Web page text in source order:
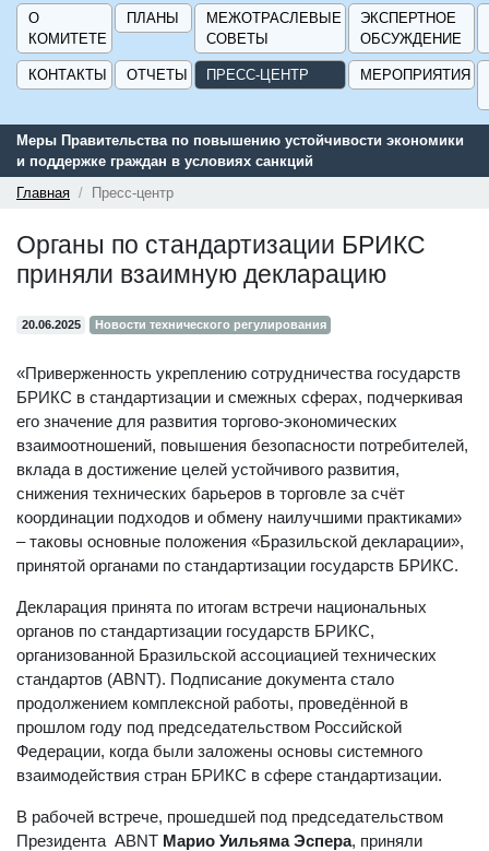
О
КОМИТЕТЕ
ПЛАНЫ
МЕЖОТРАСЛЕВЫЕ
СОВЕТЫ
ЭКСПЕРТНОЕ
ОБСУЖДЕНИЕ
КОНТАКТЫ ОТЧЕТЫ ПРЕСС-ЦЕНТР МЕРОПРИЯТИЯ
по повышению устойчивости экономики
граждан в условиях санкций
Сервис
ГИСП».
Главная Пресс-центр
Органы по стандартизации БРИКС
приняли взаимную декларацию
20.06.2025 Новости технического регулирования
«Приверженность укреплению сотрудничества государств
БРИКС в стандартизации и смежных сферах, подчеркивая
его значение для развития торгово-экономических
взаимоотношений, повышения безопасности потребителей,
вклада в достижение целей устойчивого развития,
снижения технических барьеров в торговле за счёт
координации подходов и обмену наилучшими практиками»
– таковы основные положения «Бразильской декларации»,
принятой органами по стандартизации государств БРИКС.
Декларация принята по итогам встречи национальных
органов по стандартизации государств БРИКС,
организованной Бразильской ассоциацией технических
стандартов (ABNT). Подписание документа стало
продолжением комплексной работы, проведённой в
прошлом году под председательством Российской
Федерации, когда были заложены основы системного
взаимодействия стран БРИКС в сфере стандартизации.
В рабочей встрече, прошедшей под председательством
Президента ABNT Марио Уильяма Эспера, приняли